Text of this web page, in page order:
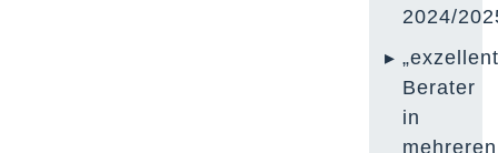
2024/
Berater
in
mehreren